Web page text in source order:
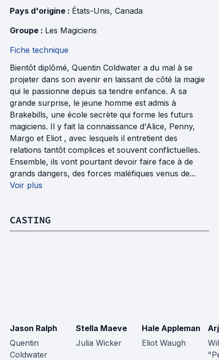
Pays d'origine : États-Unis, Canada
Groupe : Les Magiciens
Fiche technique
Bientôt diplômé, Quentin Coldwater a du mal à se
projeter dans son avenir en laissant de côté la magie
qui le passionne depuis sa tendre enfance. A sa
grande surprise, le jeune homme est admis à
Brakebills, une école secrète qui forme les futurs
magiciens. Il y fait la connaissance d'Alice, Penny,
Margo et Eliot , avec lesquels il entretient des
relations tantôt complices et souvent conflictuelles.
Ensemble, ils vont pourtant devoir faire face à de
grands dangers, des forces maléfiques venus de...
Voir plus
CASTING
Jason Ralph
Quentin
Coldwater
Stella Maeve
Julia Wicker
Hale Appleman
Eliot Waugh